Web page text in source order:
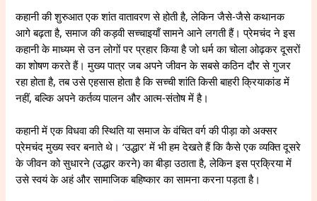
कहानी की शुरुआत एक शांत वातावरण से होती है, लेकिन जैसे-जैसे कथानक
आगे बढ़ता है, समाज की कड़वी सच्चाइयाँ सामने आने लगती हैं। प्रेमचंद ने इस
कहानी के माध्यम से उन लोगों पर प्रहार किया है जो धर्म का चोला ओढ़कर दूसरों
का शोषण करते हैं। मुख्य पात्र जब अपने जीवन के सबसे कठिन दौर से गुजर
रहा होता है, तब उसे एहसास होता है कि सच्ची शांति किसी बाहरी क्रियाकांड में
नहीं, बल्कि अपने कर्तव्य पालन और आत्म-संतोष में है।
कहानी में एक विधवा की स्थिति या समाज के वंचित वर्ग की पीड़ा को अक्सर
प्रेमचंद मुख्य स्वर बनाते थे। ‘उद्धार’ में भी हम देखते हैं कि कैसे एक व्यक्ति दूसरे
के जीवन को सुधारने (उद्धार करने) का बीड़ा उठाता है, लेकिन इस प्रक्रिया में
उसे स्वयं के अहं और सामाजिक बहिष्कार का सामना करना पड़ता है।